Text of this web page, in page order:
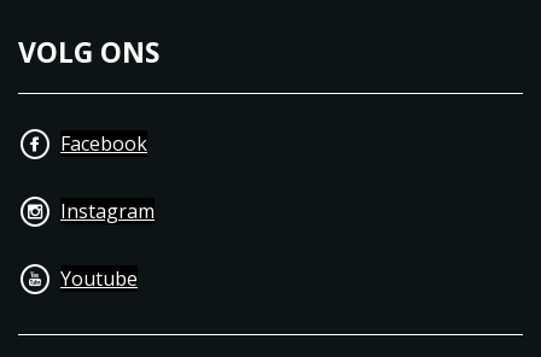
VOLG ONS
Facebook
Instagram
Youtube